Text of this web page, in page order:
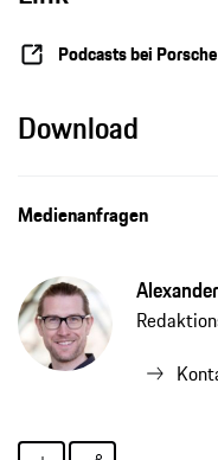
Podcasts bei Porsche
Download
Medienanfragen